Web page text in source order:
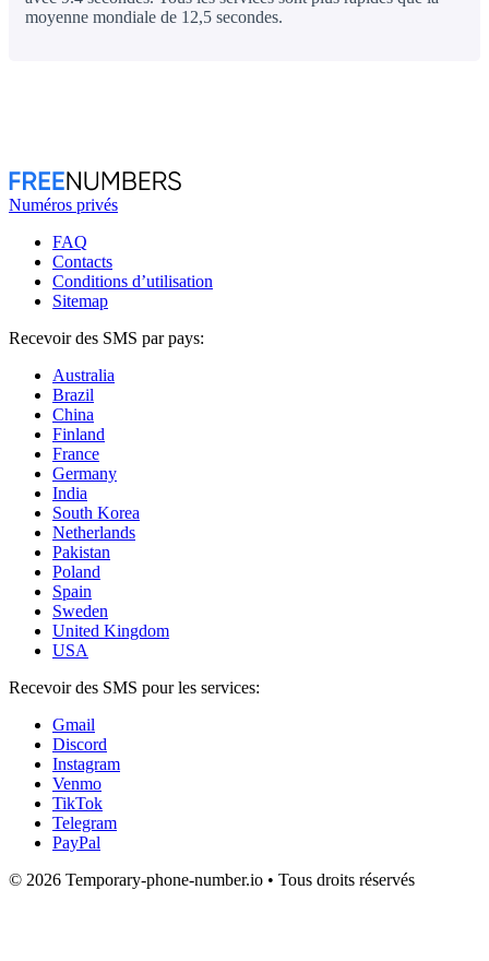
moyenne mondiale de 12,5 secondes.
Numéros privés
FAQ
Contacts
Conditions d’utilisation
Sitemap
Recevoir des SMS par pays:
Australia
Brazil
China
Finland
France
Germany
India
South Korea
Netherlands
Pakistan
Poland
Spain
Sweden
United Kingdom
USA
Recevoir des SMS pour les services:
Gmail
Discord
Instagram
Venmo
TikTok
Telegram
PayPal
© 2026 Temporary-phone-number.io • Tous droits réservés